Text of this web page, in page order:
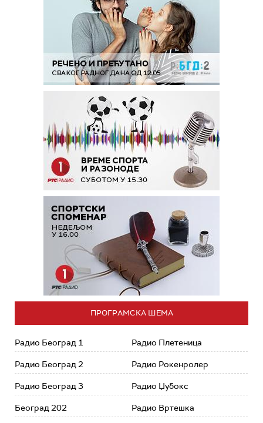
ПРОГРАМСКА ШЕМА
Радио Београд 1
Радио Београд 2
Радио Београд 3
Београд 202
Радио Плетеница
Радио Рокенролер
Радио Џубокс
Радио Вртешка